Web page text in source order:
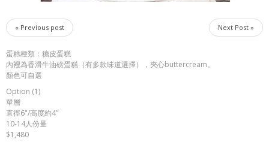
« Previous post Next Post »
蛋糕種類：糖皮蛋糕
內裡為香滑牛油磅蛋糕（有多款味道選擇），夾心buttercream。
顏色可自選
Option (1)
單層
直徑6"/高度約4"
10-14人份量
$1,480